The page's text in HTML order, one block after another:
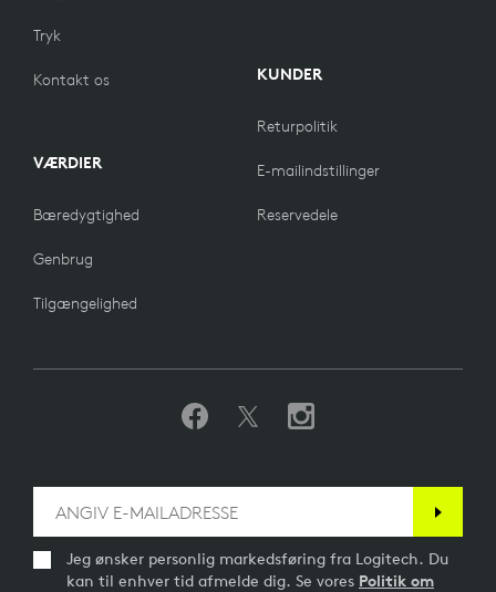
Tryk
Kontakt os
VÆRDIER
Bæredygtighed
Genbrug
Tilgængelighed
KUNDER
Returpolitik
E-mailindstillinger
Reservedele
Jeg ønsker personlig markedsføring fra Logitech. Du
kan til enhver tid afmelde dig. Se vores Politik om